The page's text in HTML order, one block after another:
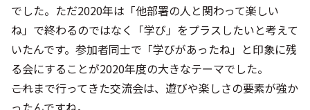
でした。ただ2020年は「他部署の人と関わって楽しい
ね」で終わるのではなく「学び」をプラスしたいと考えて
いたんです。参加者同士で「学びがあったね」と印象に残
る会にすることが2020年度の大きなテーマでした。
――これまで行ってきた交流会は、遊びや楽しさの要素が強か